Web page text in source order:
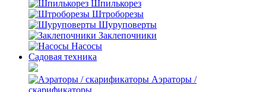
Шпилькорез
Штроборезы
Шуруповерты
Заклепочники
Насосы
Садовая техника
Аэраторы /
скарификаторы